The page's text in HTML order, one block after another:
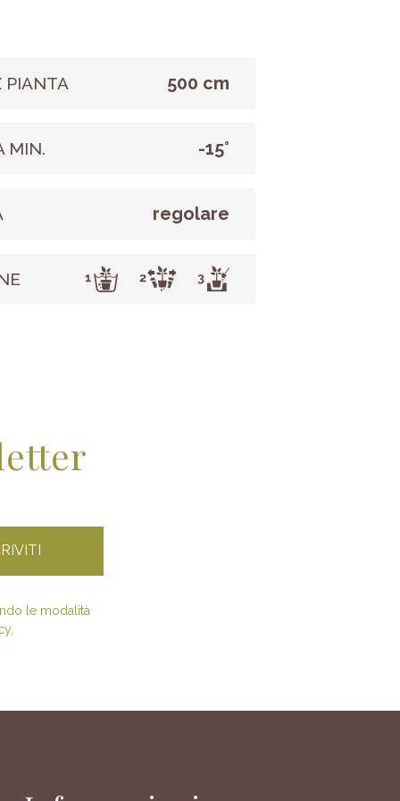
PIANTA 500 cm
MIN. -15°
regolare
le modalità